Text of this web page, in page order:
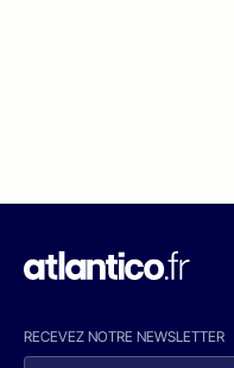
RECEVEZ NOTRE NEWSLETTER